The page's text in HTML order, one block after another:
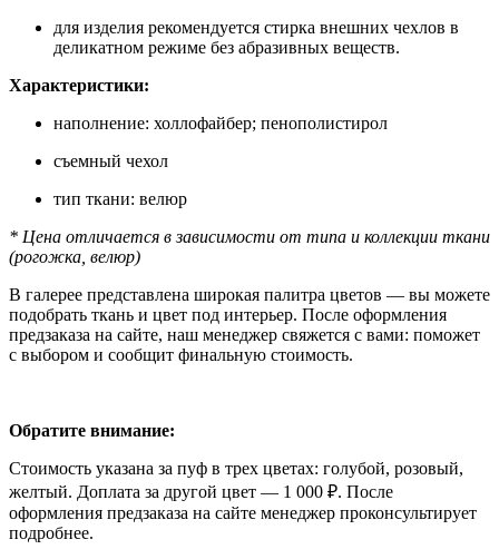
для изделия рекомендуется стирка внешних чехлов в
деликатном режиме без абразивных веществ.
Характеристики:
наполнение: холлофайбер; пенополистирол
съемный чехол
тип ткани: велюр
* Цена отличается в зависимости от типа и коллекции ткани
(рогожка, велюр)
В галерее представлена широкая палитра цветов — вы можете
подобрать ткань и цвет под интерьер. После оформления
предзаказа на сайте, наш менеджер свяжется с вами: поможет
с выбором и сообщит финальную стоимость.
Обратите внимание:
Стоимость указана за пуф в трех цветах: голубой, розовый,
желтый. Доплата за другой цвет — 1 000 ₽. После
оформления предзаказа на сайте менеджер проконсультирует
подробнее.